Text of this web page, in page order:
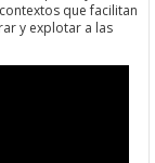
que facilitan
y explotar a las